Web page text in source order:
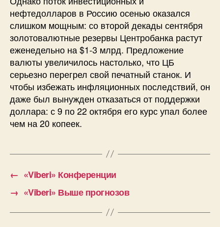
нефтедолларов в Россию осенью оказался
слишком мощным: со второй декады сентября
золотовалютные резервы Центробанка растут
еженедельно на $1-3 млрд. Предложение
валюты увеличилось настолько, что ЦБ
серьезно перегрел свой печатный станок. И
чтобы избежать инфляционных последствий, он
даже был вынужден отказаться от поддержки
доллара: с 9 по 22 октября его курс упал более
чем на 20 копеек.
← «Viberi» Конференции
→ «Viberi» Выше прогнозов